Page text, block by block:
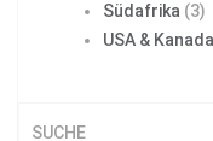
Südafrika (3)
USA & Kanada